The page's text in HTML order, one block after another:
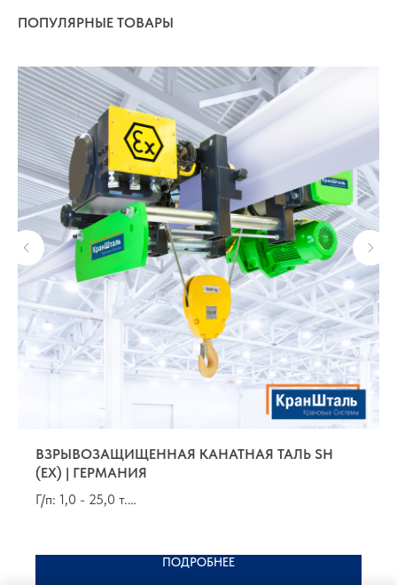
ПОПУЛЯРНЫЕ ТОВАРЫ
ВЗРЫВОЗАЩИЩЕННАЯ КАНАТНАЯ ТАЛЬ SH
(EX) | ГЕРМАНИЯ
Г/п: 1,0 - 25,0 т.
ПОДРОБНЕЕ